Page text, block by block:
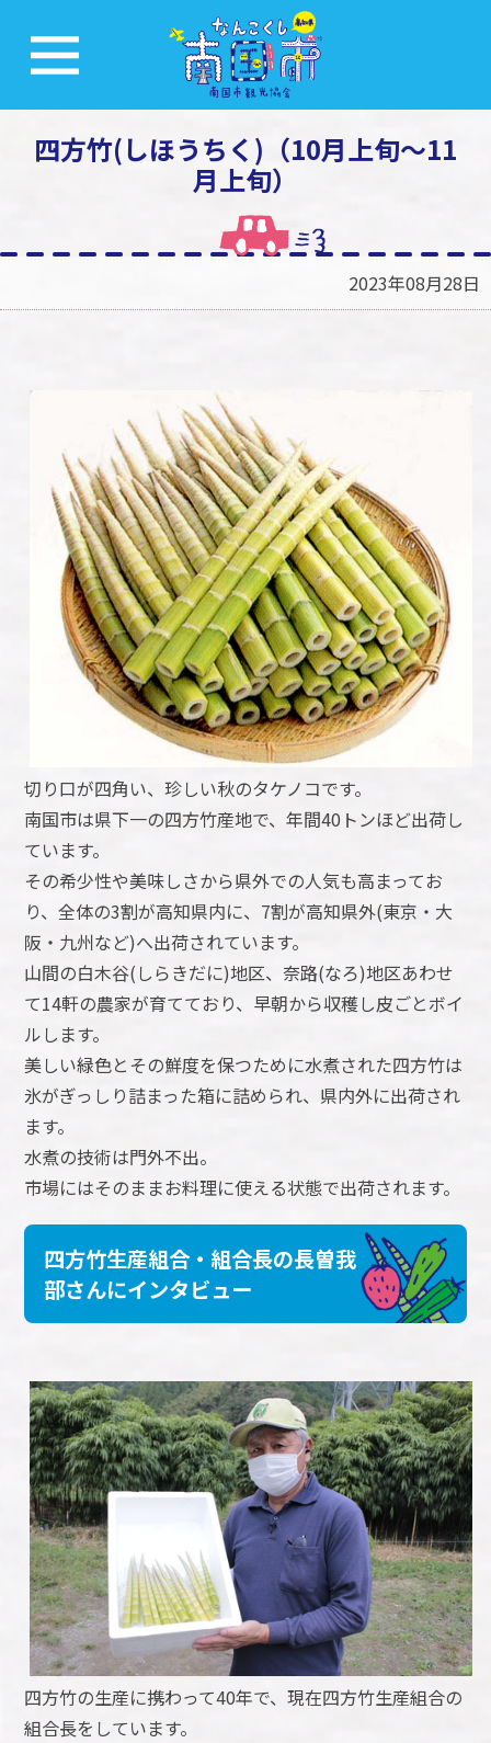
四方竹(しほうちく)（10月上旬～11
月上旬）
2023年08月28日
切り口が四角い、珍しい秋のタケノコです。
南国市は県下一の四方竹産地で、年間40トンほど出荷し
ています。
その希少性や美味しさから県外での人気も高まってお
り、全体の3割が高知県内に、7割が高知県外(東京・大
阪・九州など)へ出荷されています。
山間の白木谷(しらきだに)地区、奈路(なろ)地区あわせ
て14軒の農家が育てており、早朝から収穫し皮ごとボイ
ルします。
美しい緑色とその鮮度を保つために水煮された四方竹は
氷がぎっしり詰まった箱に詰められ、県内外に出荷され
ます。
水煮の技術は門外不出。
市場にはそのままお料理に使える状態で出荷されます。
四方竹生産組合・組合長の長曽我
部さんにインタビュー
四方竹の生産に携わって40年で、現在四方竹生産組合の
組合長をしています。